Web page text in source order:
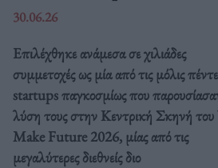
30.06.26
Επιλέχθηκε ανάμεσα σε χιλιάδες
συμμετοχές ως μία από τις μόλις πέντε
startups παγκοσμίως που
λύση τους στην Κεντρική Σκηνή του
Make Future 2026, μίας από τις
μεγαλύτερες διεθνείς διο